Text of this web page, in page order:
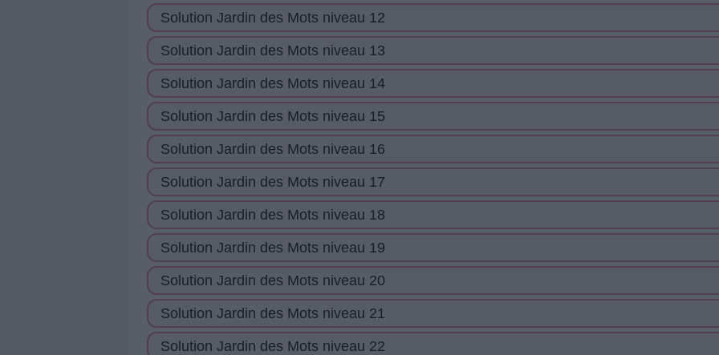
Solution Jardin des Mots niveau 12
Solution Jardin des Mots niveau 13
Solution Jardin des Mots niveau 14
Solution Jardin des Mots niveau 15
Solution Jardin des Mots niveau 16
Solution Jardin des Mots niveau 17
Solution Jardin des Mots niveau 18
Solution Jardin des Mots niveau 19
Solution Jardin des Mots niveau 20
Solution Jardin des Mots niveau 21
Solution Jardin des Mots niveau 22